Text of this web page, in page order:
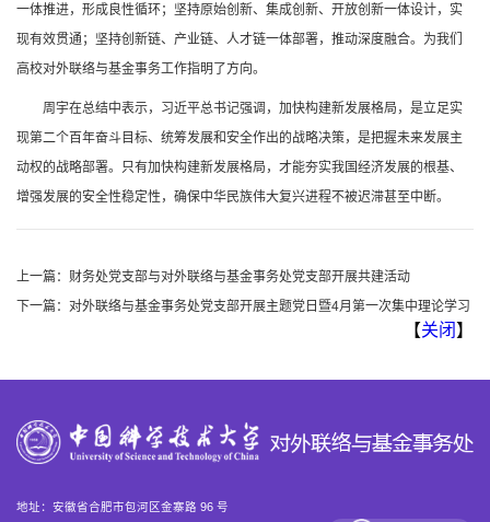
一体推进，形成良性循环；坚持原始创新、集成创新、开放创新一体设计，实
现有效贯通；坚持创新链、产业链、人才链一体部署，推动深度融合。为我们
高校对外联络与基金事务工作指明了方向。
周宇在总结中表示，习近平总书记强调，加快构建新发展格局，是立足实
现第二个百年奋斗目标、统筹发展和安全作出的战略决策，是把握未来发展主
动权的战略部署。只有加快构建新发展格局，才能夯实我国经济发展的根基、
增强发展的安全性稳定性，确保中华民族伟大复兴进程不被迟滞甚至中断。
上一篇： 财务处党支部与对外联络与基金事务处党支部开展共建活动
下一篇： 对外联络与基金事务处党支部开展主题党日暨4月第一次集中理论学习
【关闭 】
地址：安徽省合肥市包河区金寨路 96 号